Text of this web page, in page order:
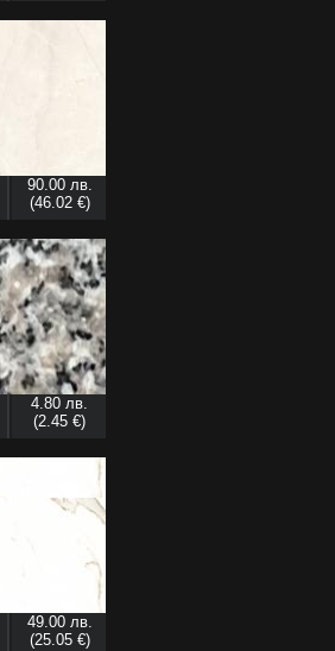
90.00 лв.
(46.02 €)
4.80 лв.
(2.45 €)
49.00 лв.
(25.05 €)